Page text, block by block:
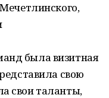
была визитная
свою
свои таланты,